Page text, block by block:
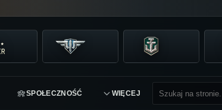
SPOŁECZNOŚĆ WIĘCEJ